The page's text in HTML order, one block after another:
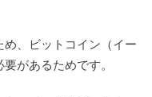
、ビットコイン（イー
があるためです。